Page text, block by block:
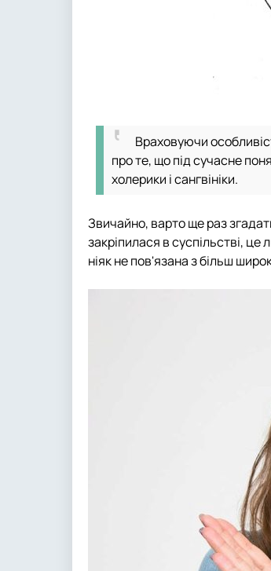
Враховуючи
про те, що під сучасне
холерики і сангвініки.
Звичайно, варто ще раз
закріпилася в суспільстві,
ніяк не пов'язана з більш